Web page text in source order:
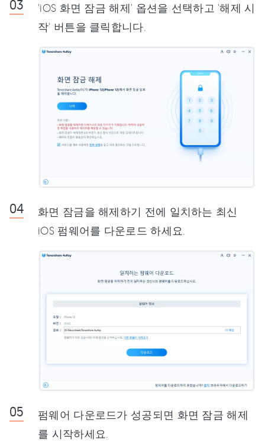
'iOS 화면 잠금 해제' 옵션을 선택하고 '해제 시
작' 버튼을 클릭합니다.
화면 잠금을 해제하기 전에 일치하는 최신
iOS 펌웨어를 다운로드 하세요.
펌웨어 다운로드가 성공되면 화면 잠금 해제
를 시작하세요.